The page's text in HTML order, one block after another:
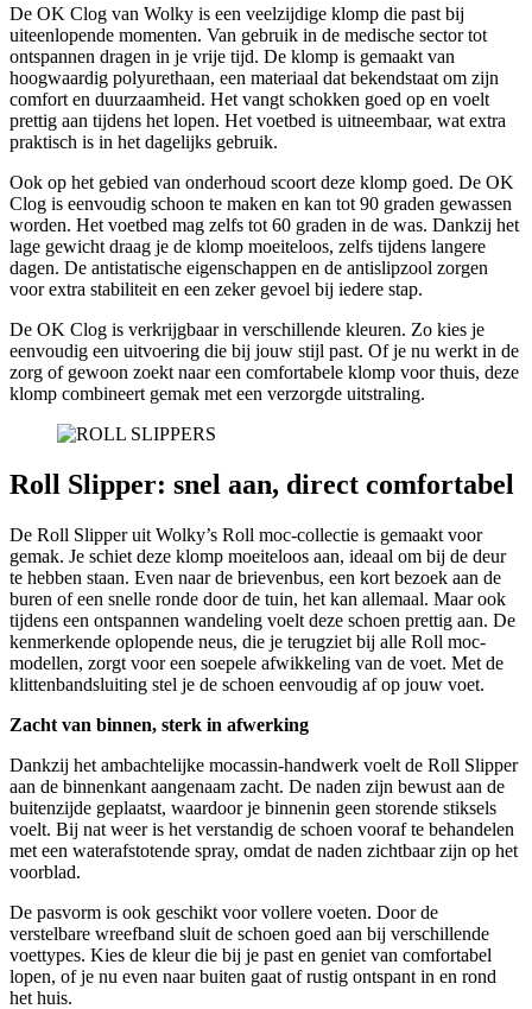
De OK Clog van Wolky is een veelzijdige klomp die past bij
uiteenlopende momenten. Van gebruik in de medische sector tot
ontspannen dragen in je vrije tijd. De klomp is gemaakt van
hoogwaardig polyurethaan, een materiaal dat bekendstaat om zijn
comfort en duurzaamheid. Het vangt schokken goed op en voelt
prettig aan tijdens het lopen. Het voetbed is uitneembaar, wat extra
praktisch is in het dagelijks gebruik.
Ook op het gebied van onderhoud scoort deze klomp goed. De OK
Clog is eenvoudig schoon te maken en kan tot 90 graden gewassen
worden. Het voetbed mag zelfs tot 60 graden in de was. Dankzij het
lage gewicht draag je de klomp moeiteloos, zelfs tijdens langere
dagen. De antistatische eigenschappen en de antislipzool zorgen
voor extra stabiliteit en een zeker gevoel bij iedere stap.
De OK Clog is verkrijgbaar in verschillende kleuren. Zo kies je
eenvoudig een uitvoering die bij jouw stijl past. Of je nu werkt in de
zorg of gewoon zoekt naar een comfortabele klomp voor thuis, deze
klomp combineert gemak met een verzorgde uitstraling.
Roll Slipper: snel aan, direct comfortabel
De Roll Slipper uit Wolky’s Roll moc-collectie is gemaakt voor
gemak. Je schiet deze klomp moeiteloos aan, ideaal om bij de deur
te hebben staan. Even naar de brievenbus, een kort bezoek aan de
buren of een snelle ronde door de tuin, het kan allemaal. Maar ook
tijdens een ontspannen wandeling voelt deze schoen prettig aan. De
kenmerkende oplopende neus, die je terugziet bij alle Roll moc-
modellen, zorgt voor een soepele afwikkeling van de voet. Met de
klittenbandsluiting stel je de schoen eenvoudig af op jouw voet.
Zacht van binnen, sterk in afwerking
Dankzij het ambachtelijke mocassin-handwerk voelt de Roll Slipper
aan de binnenkant aangenaam zacht. De naden zijn bewust aan de
buitenzijde geplaatst, waardoor je binnenin geen storende stiksels
voelt. Bij nat weer is het verstandig de schoen vooraf te behandelen
met een waterafstotende spray, omdat de naden zichtbaar zijn op het
voorblad.
De pasvorm is ook geschikt voor vollere voeten. Door de
verstelbare wreefband sluit de schoen goed aan bij verschillende
voettypes. Kies de kleur die bij je past en geniet van comfortabel
lopen, of je nu even naar buiten gaat of rustig ontspant in en rond
het huis.